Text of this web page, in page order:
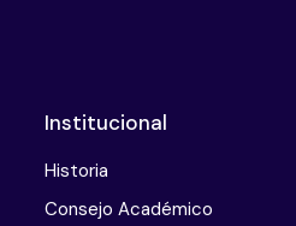
Institucional
Historia
Consejo Académico